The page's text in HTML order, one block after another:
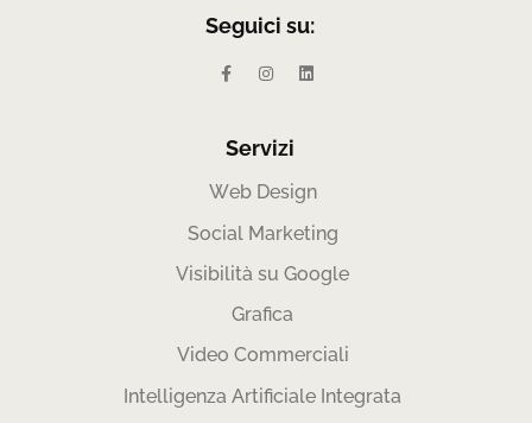
Seguici su:
Servizi
Web Design
Social Marketing
Visibilità su Google
Grafica
Video Commerciali
Intelligenza Artificiale Integrata